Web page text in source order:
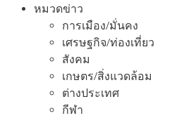
หมวดข่าว
การเมือง/มั่นคง
เศรษฐกิจ/ท่องเที่ยว
สังคม
เกษตร/สิ่งแวดล้อม
ต่างประเทศ
กีฬา